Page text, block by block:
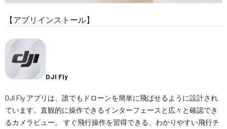
【アプリインストール】
DJI Fly
DJI Fly アプリは、誰でもドローンを簡単に飛ばせるように設計され
ています。直観的に操作できるインターフェースと広々と確認でき
るカメラビュー。 すぐ飛行操作を習得できる、わかりやすい飛行チ